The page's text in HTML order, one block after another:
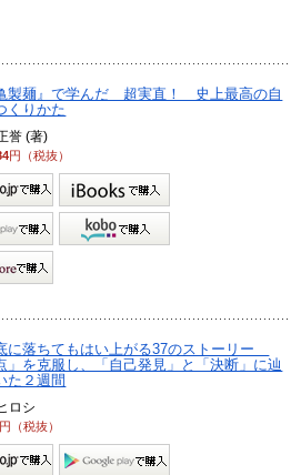
亀製麺』で学んだ 超実直！ 史上最高の自
くりかた
誉 (著)
円（税抜）
に落ちてもはい上がる37のストーリー
」を克服し、「自己発見」と「決断」に辿
た２週間
ロシ
円（税抜）